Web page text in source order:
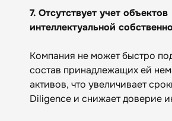
7. Отсутствует учет объектов
интеллектуальной
Компания не может быстро
состав принадлежащих ей
активов, что увеличивает
Diligence и снижает доверие